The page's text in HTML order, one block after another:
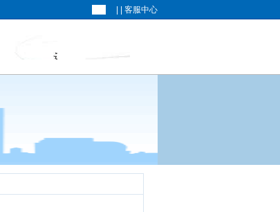
客服中心